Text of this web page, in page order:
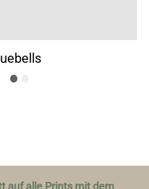
auf alle Prints mit dem